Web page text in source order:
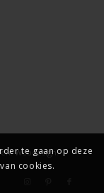
Webdesign:
te gaan op deze
cookies.